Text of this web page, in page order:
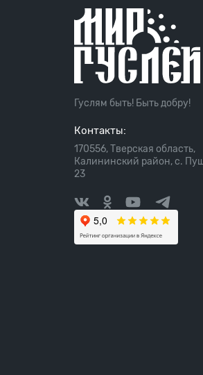
Гуслям быть! Быть добру!
Контакты:
170556, Тверская область,
Калининский район, с.
23